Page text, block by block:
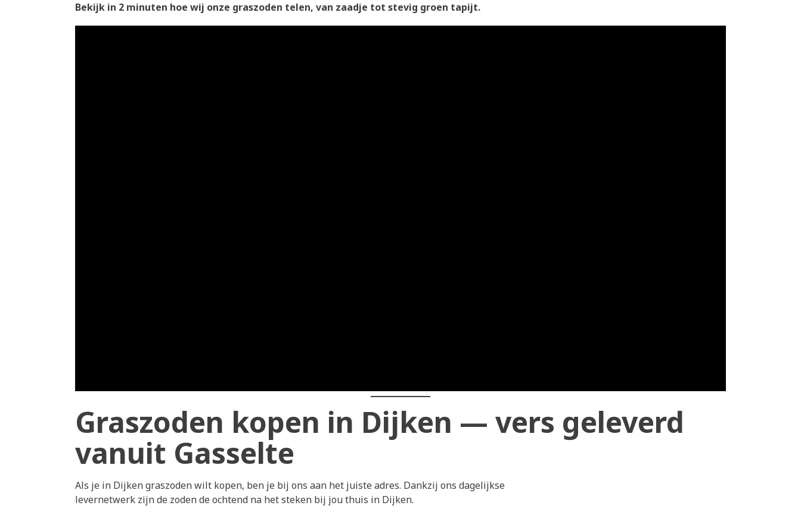
Bekijk in 2 minuten hoe wij onze graszoden telen, van zaadje tot stevig groen tapijt.
Graszoden kopen in Dijken — vers geleverd
vanuit Gasselte
Als je in Dijken graszoden wilt kopen, ben je bij ons aan het juiste adres. Dankzij ons dagelijkse
levernetwerk zijn de zoden de ochtend na het steken bij jou thuis in Dijken.